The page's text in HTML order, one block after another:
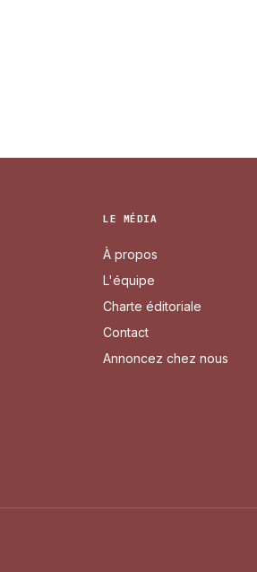
LE MÉDIA
À propos
L'équipe
Charte éditoriale
Contact
Annoncez chez nous